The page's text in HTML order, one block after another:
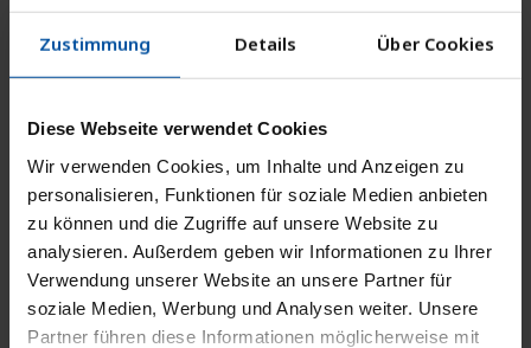
Zustimmung Details Über Cookies
Diese Webseite verwendet Cookies
Wir verwenden Cookies, um Inhalte und Anzeigen zu
personalisieren, Funktionen für soziale Medien anbieten
zu können und die Zugriffe auf unsere Website zu
analysieren. Außerdem geben wir Informationen zu Ihrer
Verwendung unserer Website an unsere Partner für
soziale Medien, Werbung und Analysen weiter. Unsere
Partner führen diese Informationen möglicherweise mit
bei PKV-
Schnelle und sichere Liquidität